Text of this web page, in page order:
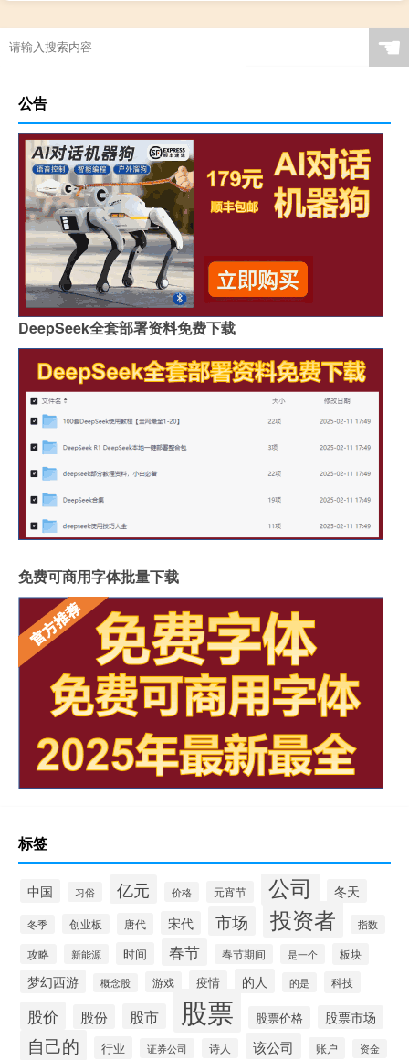
☚
公告
DeepSeek全套部署资料免费下载
免费可商用字体批量下载
标签
中国 习俗 亿元 价格 元宵节 公司 冬天
冬季 创业板 唐代 宋代 市场 投资者 指数
攻略 新能源 时间 春节 春节期间 是一个 板块
梦幻西游 概念股 游戏 疫情 的人 的是 科技
股价 股份 股市 股票 股票价格 股票市场
自己的 行业 证券公司 诗人 该公司 账户 资金